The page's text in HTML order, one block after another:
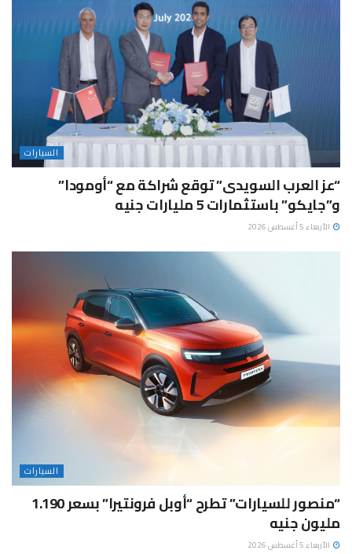
السيارات
“عز العرب السويدى” توقع شراكة مع “أومودا”
و”جايكو” باستثمارات 5 مليارات جنيه
الأربعاء 5 أغسطس 2026
السيارات
“منصور للسيارات” تطرح “أوبل فرونتيرا” بسعر 1.190
مليون جنيه
الأربعاء 5 أغسطس 2026